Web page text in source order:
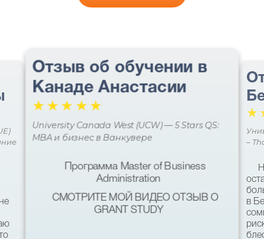
Отзыв об обучении в
Канаде Анастасии
☆☆☆ ☆☆
University Canada West (UCW) — 5 Stars QS:
MBA и бизнес в Ванкувере
Программа Master of Business
Administration
СМОТРИТЕ МОЙ ВИДЕО ОТЗЫВ О
GRANT STUDY
☆
–
в